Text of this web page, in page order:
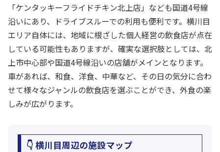
「ケンタッキーフライドチキン北上店」なども国道4号線
沿いにあり、ドライブスルーでの利用も便利です。横川目
エリア自体には、地域に根ざした個人経営の飲食店が点在
している可能性もありますが、確実な選択肢としては、北
上市中心部や国道4号線沿いの店舗がメインとなります。
車があれば、和食、洋食、中華など、その日の気分に合わ
せて様々なジャンルの飲食店を選ぶことができ、外食の楽
しみが広がります。
👇 横川目周辺の施設マップ